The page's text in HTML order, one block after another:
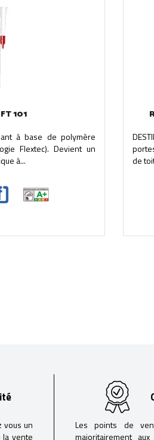
101
à base de polymère
Flextec). Devient un
à...
de
vous un
vente
Les points de
majoritairement